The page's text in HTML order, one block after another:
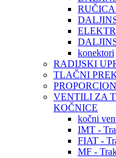
konektori
RADIJSKI
TLAČNI
VENTILI ZA
KOČNICE
kočni
IMT -
FIAT -
MF -